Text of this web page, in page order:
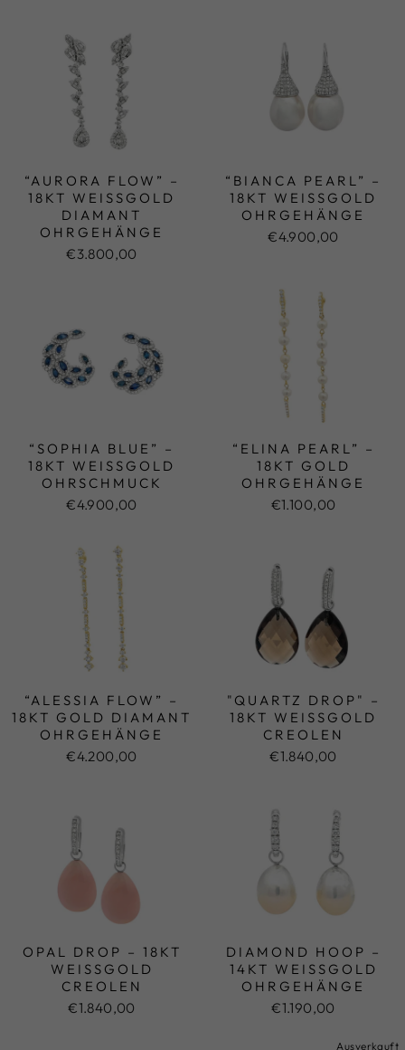
“AURORA FLOW” –
18KT WEISSGOLD D
IAMANT O
HRGEHÄNGE
€3.800,00
“BIANCA PEARL” –
18KT WEISSGOLD O
HRGEHÄNGE
€4.900,00
“SOPHIA BLUE” –
18KT WEISSGOLD O
HRSCHMUCK
€4.900,00
“ELINA PEARL” –
18KT GOLD
OHRGEHÄNGE
€1.100,00
“ALESSIA FLOW” –
18KT GOLD DIAMANT
OHRGEHÄNGE
€4.200,00
"QUARTZ DROP" –
18KT WEISSGOLD C
REOLEN
€1.840,00
OPAL DROP – 18KT
WEISSGOLD C
REOLEN
€1.840,00
DIAMOND HOOP –
14KT WEISSGOLD O
HRGEHÄNGE
€1.190,00
Ausverkauft